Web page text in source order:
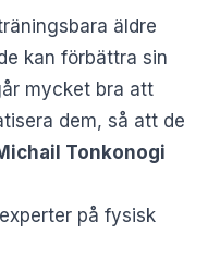
äldre
kan förbättra sin
mycket bra att
dem, så att de
Tonkonogi
på fysisk